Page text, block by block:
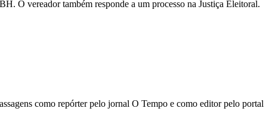
O vereador também responde a um processo na Justiça Eleitoral.
como repórter pelo jornal O Tempo e como editor pelo portal